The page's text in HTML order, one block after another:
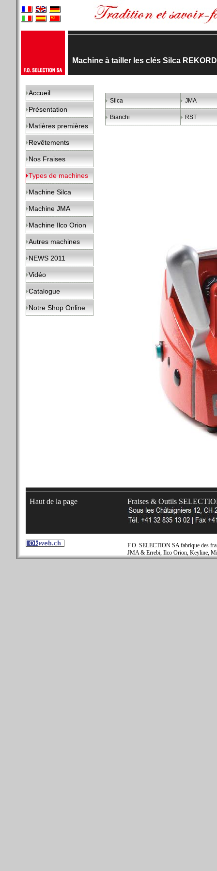
Machine à tailler les clés Silca REKORD
Accueil
Présentation
Matières premières
Revêtements
Nos Fraises
Types de machines
Machine Silca
Machine JMA
Machine Ilco Orion
Autres machines
NEWS 2011
Vidéo
Catalogue
Notre Shop Online
Silca JMA
Bianchi RST
Haut de la page Fraises & Outils
F.O. SELECTION SA fabrique des
JMA & Errebi, Ilco Orion, Keyline,